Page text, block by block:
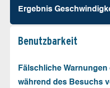
Ergebnis
Benutz­barkeit
Fälschliche
während des Besuchs